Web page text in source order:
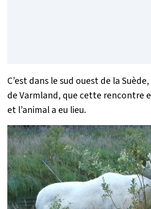
C’est dans le sud ouest de la
de Varmland, que cette rencontre
et l’animal a eu lieu.